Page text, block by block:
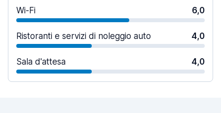
Wi-Fi 6,0
Ristoranti e servizi di noleggio auto 4,0
Sala d'attesa 4,0